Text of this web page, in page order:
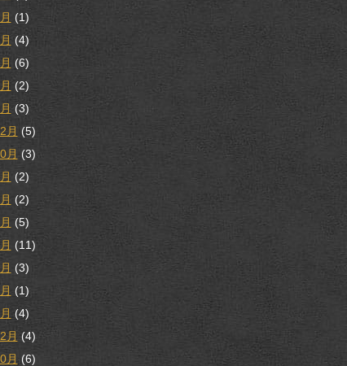
(1)
(4)
(6)
(2)
(3)
月 (5)
月 (3)
(2)
(2)
(5)
(11)
(3)
(1)
(4)
月 (4)
月 (6)